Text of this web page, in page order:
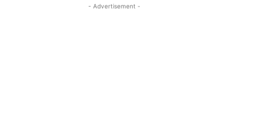
- Advertisement -